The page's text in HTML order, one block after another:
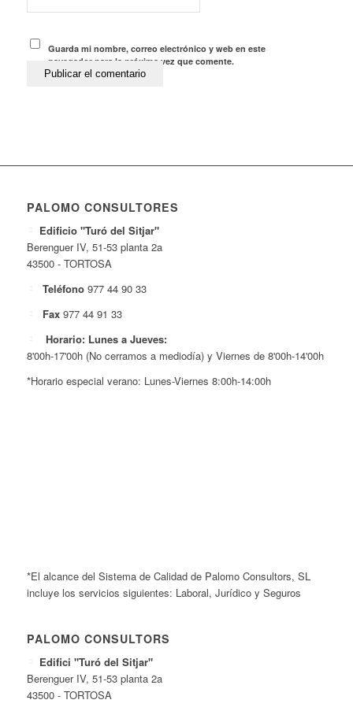
Guarda mi nombre, correo electrónico y web en este
navegador para la próxima vez que comente.
PALOMO CONSULTORES
Edificio "Turó del Sitjar"
Berenguer IV, 51-53 planta 2a
43500 - TORTOSA
Teléfono 977 44 90 33
Fax 977 44 91 33
Horario: Lunes a Jueves:
8'00h-17'00h (No cerramos a mediodía) y Viernes de 8'00h-14'00h
*Horario especial verano: Lunes-Viernes 8:00h-14:00h
*El alcance del Sistema de Calidad de Palomo Consultors, SL
incluye los servicios siguientes: Laboral, Jurídico y Seguros
PALOMO CONSULTORS
Edifici "Turó del Sitjar"
Berenguer IV, 51-53 planta 2a
43500 - TORTOSA